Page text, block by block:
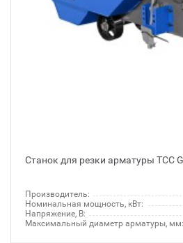
Станок для резки арматуры ТСС
Производитель:
Номинальная мощность, кВт:
Напряжение, В:
Максимальный диаметр арматуры, мм: